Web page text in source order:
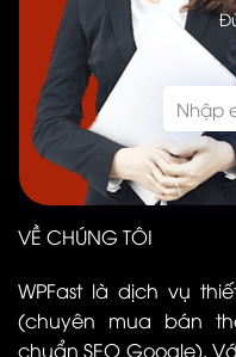
VỀ CHÚNG TÔI
WPFast là dịch vụ
(chuyên mua bán
chuẩn SEO Google).